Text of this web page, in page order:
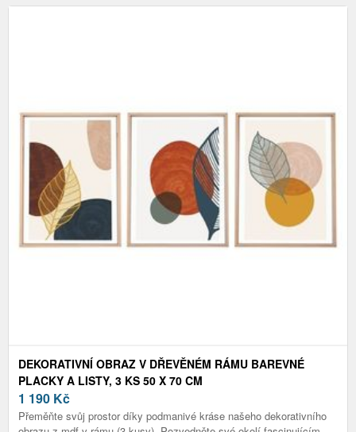
DEKORATIVNÍ OBRAZ V DŘEVĚNÉM RÁMU BAREVNÉ
PLACKY A LISTY, 3 KS 50 X 70 CM
1 190 Kč
Přeměňte svůj prostor díky podmanivé kráse našeho dekorativního